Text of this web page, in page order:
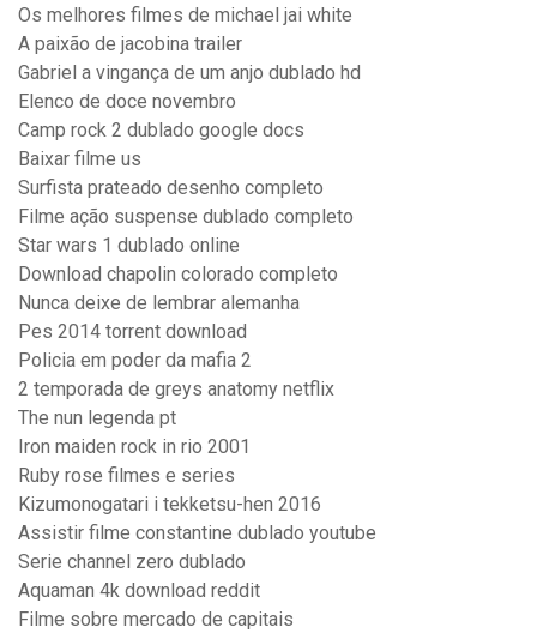
Os melhores filmes de michael jai white
A paixão de jacobina trailer
Gabriel a vingança de um anjo dublado hd
Elenco de doce novembro
Camp rock 2 dublado google docs
Baixar filme us
Surfista prateado desenho completo
Filme ação suspense dublado completo
Star wars 1 dublado online
Download chapolin colorado completo
Nunca deixe de lembrar alemanha
Pes 2014 torrent download
Policia em poder da mafia 2
2 temporada de greys anatomy netflix
The nun legenda pt
Iron maiden rock in rio 2001
Ruby rose filmes e series
Kizumonogatari i tekketsu-hen 2016
Assistir filme constantine dublado youtube
Serie channel zero dublado
Aquaman 4k download reddit
Filme sobre mercado de capitais